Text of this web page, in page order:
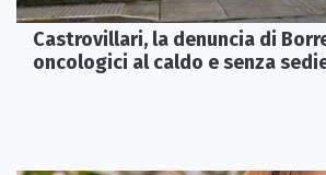
Castrovillari, la denuncia di
oncologici al caldo e senza